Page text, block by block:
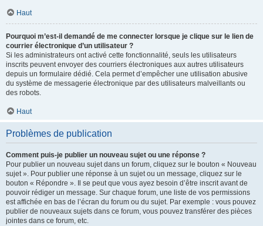
Haut
Pourquoi m’est-il demandé de me connecter lorsque je clique sur le lien de
courrier électronique d’un utilisateur ?
Si les administrateurs ont activé cette fonctionnalité, seuls les utilisateurs
inscrits peuvent envoyer des courriers électroniques aux autres utilisateurs
depuis un formulaire dédié. Cela permet d’empêcher une utilisation abusive
du système de messagerie électronique par des utilisateurs malveillants ou
des robots.
Haut
Problèmes de publication
Comment puis-je publier un nouveau sujet ou une réponse ?
Pour publier un nouveau sujet dans un forum, cliquez sur le bouton « Nouveau
sujet ». Pour publier une réponse à un sujet ou un message, cliquez sur le
bouton « Répondre ». Il se peut que vous ayez besoin d’être inscrit avant de
pouvoir rédiger un message. Sur chaque forum, une liste de vos permissions
est affichée en bas de l’écran du forum ou du sujet. Par exemple : vous pouvez
publier de nouveaux sujets dans ce forum, vous pouvez transférer des pièces
jointes dans ce forum, etc.